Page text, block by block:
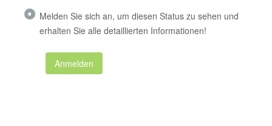
Melden Sie sich an, um diesen Status zu sehen und
erhalten Sie alle detaillierten Informationen!
Anmelden